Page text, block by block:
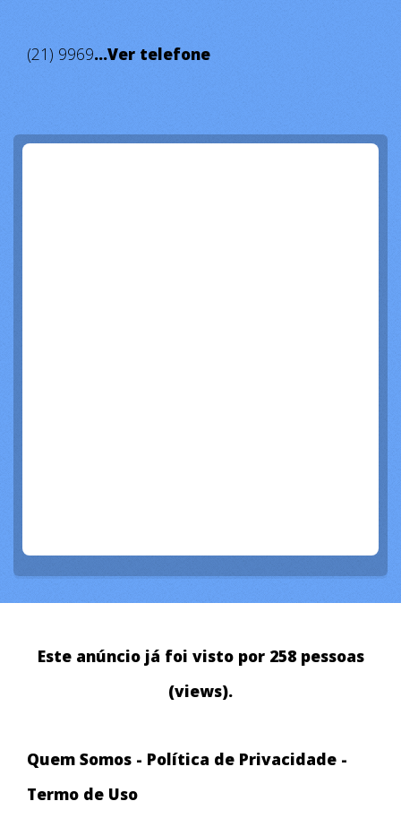
(21) 9969...Ver telefone
Este anúncio já foi visto por 258 pessoas
(views).
Quem Somos - Política de Privacidade -
Termo de Uso